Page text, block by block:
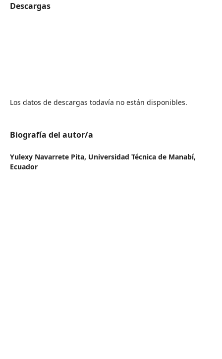
Descargas
Los datos de descargas todavía no están disponibles.
Biografía del autor/a
Yulexy Navarrete Pita, Universidad Técnica de Manabí,
Ecuador